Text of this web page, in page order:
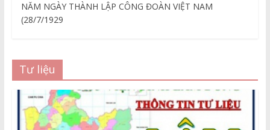
NĂM NGÀY THÀNH LẬP CÔNG ĐOÀN VIỆT NAM
(28/7/1929
Tư liệu